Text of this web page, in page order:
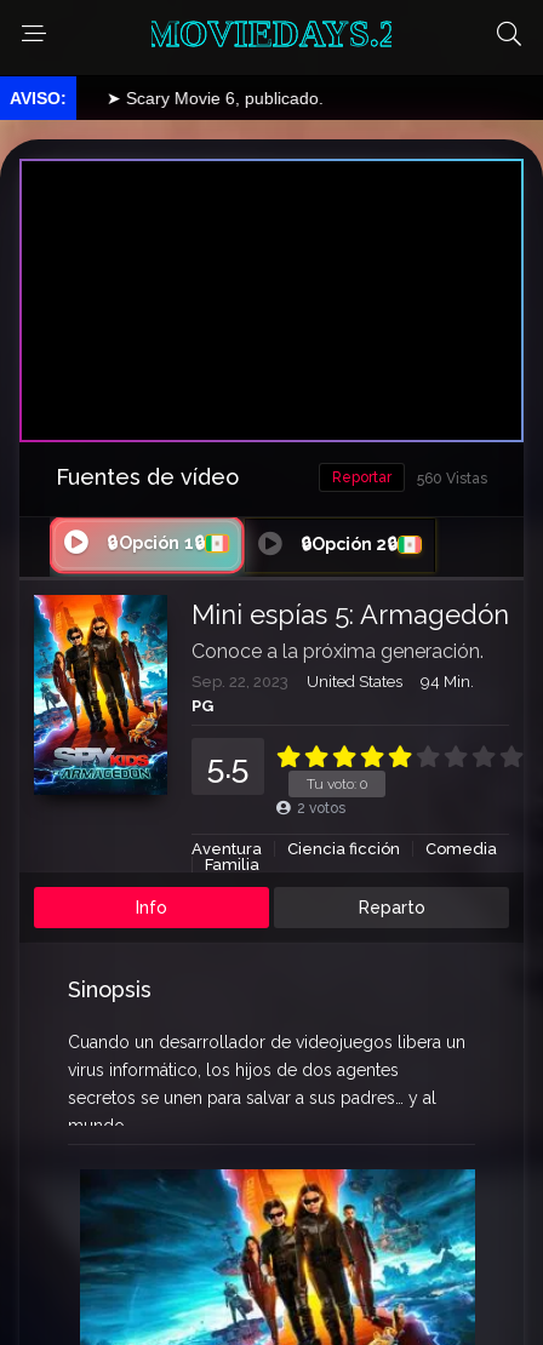
MOVIEDAYS.2
➤ Scary Movie 6, publicado.
Fuentes de vídeo 560 Vistas
Reportar
🔒Opción 1🔒 🔒Opción 2🔒
Mini espías 5: Armagedón
Conoce a la próxima generación.
Sep. 22, 2023 United States
94 Min.
PG
Tu voto: 0
5.5
2 votos
Aventura Ciencia ficción
Comedia
Familia
Info Reparto
Sinopsis
Cuando un desarrollador de videojuegos libera un
virus informático, los hijos de dos agentes
secretos se unen para salvar a sus padres… y al
mundo.